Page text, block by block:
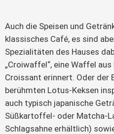
Auch die Speisen und
klassisches Café, es sind
Spezialitäten des Hauses
„Croiwaffel“, eine Waffel
Croissant erinnert. Oder der
berühmten Lotus-Keksen
auch typisch japanische
Süßkartoffel- oder Matcha-
Schlagsahne erhältlich)